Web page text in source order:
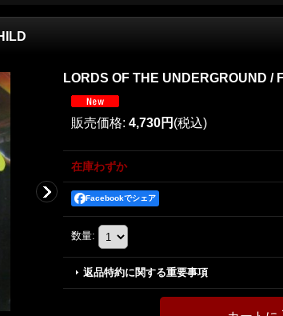
LORDS OF THE UNDERGROUND /
販売価格: 4,730円 (税込)
在庫わずか
Facebookでシェア
数量:
返品特約に関する重要事項